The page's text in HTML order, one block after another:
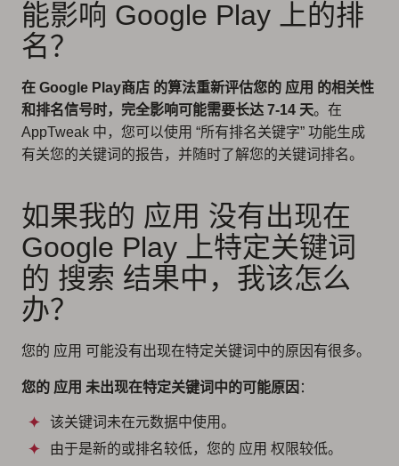
能影响 Google Play 上的排
名？
在 Google Play商店 的算法重新评估您的 应用 的相关性
和排名信号时，完全影响可能需要长达 7-14 天。在
AppTweak 中，您可以使用 “所有排名关键字” 功能生成
有关您的关键词的报告，并随时了解您的关键词排名。
如果我的 应用 没有出现在
Google Play 上特定关键词
的 搜索 结果中，我该怎么
办？
您的 应用 可能没有出现在特定关键词中的原因有很多。
您的 应用 未出现在特定关键词中的可能原因 ：
该关键词未在元数据中使用。
由于是新的或排名较低，您的 应用 权限较低。